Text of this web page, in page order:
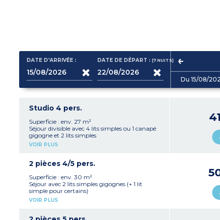
DATE D'ARRIVÉE : DATE DE DÉPART :(7NUITS)
Du 15/08/
Studio 4 pers.
Superficie : env. 27 m²
Séjour divisible avec 4 lits simples ou 1 canapé
gigogne et 2 lits simples
Kitchenette avec plaque électrique, micro-
Balcon ou rez-de-chaussée
VOIR PLUS
2 pièces 4/5 pers.
Superficie : env. 30 m²
Séjour avec 2 lits simples gigognes (+ 1 lit
simple pour certains)
Chambre avec 2 lits simples ou 2 lits
ondes, lave-vaisselle
VOIR PLUS